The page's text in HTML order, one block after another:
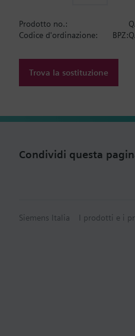
Prodotto no.:
Codice d'ordinazione:
Trova la sostituzione
Condividi questa
Siemens Italia I prodotti e i